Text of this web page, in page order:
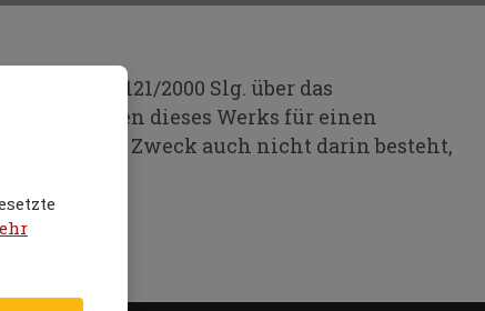
Nr. 121/2000 Slg. über das
Nachahmen dieses Werks für einen
dessen Zweck auch nicht darin besteht,